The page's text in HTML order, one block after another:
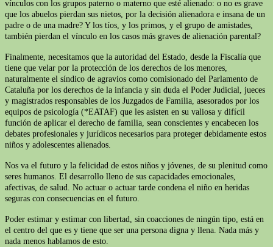
vínculos con los grupos paterno o materno que esté alienado: o no es grave
que los abuelos pierdan sus nietos, por la decisión alienadora e insana de un
padre o de una madre? Y los tíos, y los primos, y el grupo de amistades,
también pierdan el vínculo en los casos más graves de alienación parental?
Finalmente, necesitamos que la autoridad del Estado, desde la Fiscalía que
tiene que velar por la protección de los derechos de los menores,
naturalmente el síndico de agravios como comisionado del Parlamento de
Cataluña por los derechos de la infancia y sin duda el Poder Judicial, jueces
y magistrados responsables de los Juzgados de Familia, asesorados por los
equipos de psicología (*EATAF) que les asisten en su valiosa y difícil
función de aplicar el derecho de familia, sean conscientes y encabecen los
debates profesionales y jurídicos necesarios para proteger debidamente estos
niños y adolescentes alienados.
Nos va el futuro y la felicidad de estos niños y jóvenes, de su plenitud como
seres humanos. El desarrollo lleno de sus capacidades emocionales,
afectivas, de salud. No actuar o actuar tarde condena el niño en heridas
seguras con consecuencias en el futuro.
Poder estimar y estimar con libertad, sin coacciones de ningún tipo, está en
el centro del que es y tiene que ser una persona digna y llena. Nada más y
nada menos hablamos de esto.